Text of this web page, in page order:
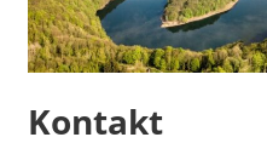
Kontakt